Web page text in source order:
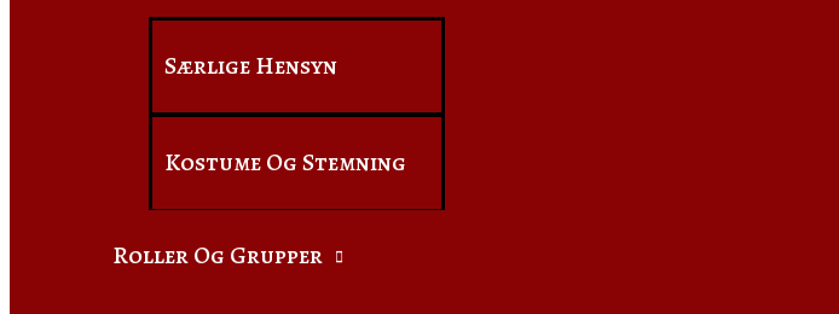
Særlige Hensyn
Kostume Og Stemning
Roller Og Grupper